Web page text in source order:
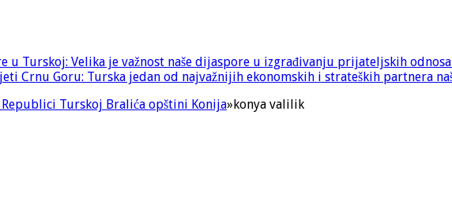
u Turskoj: Velika je važnost naše dijaspore u izgrađivanju prijateljskih
Crnu Goru: Turska jedan od najvažnijih ekonomskih i strateških partnera
Republici Turskoj Bralića opštini Konija»konya valilik